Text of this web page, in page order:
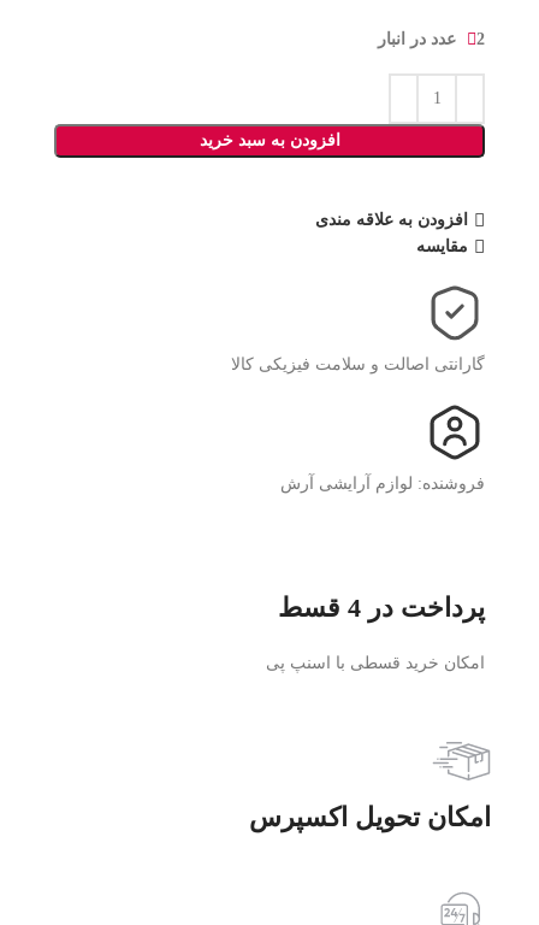
2 عدد در انبار
افزودن به سبد خرید
افزودن به علاقه مندی
مقایسه
گارانتی اصالت و سلامت فیزیکی کالا
فروشنده: لوازم آرایشی آرش
پرداخت در 4 قسط
امکان خرید قسطی با اسنپ پی
امکان تحویل اکسپرس